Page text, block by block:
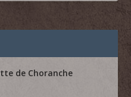
de Choranche